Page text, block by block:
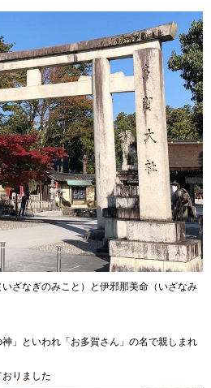
ざなぎのみこと）と伊邪那美命（いざなみ
」といわれ「お多賀さん」の名で親しまれ
りました